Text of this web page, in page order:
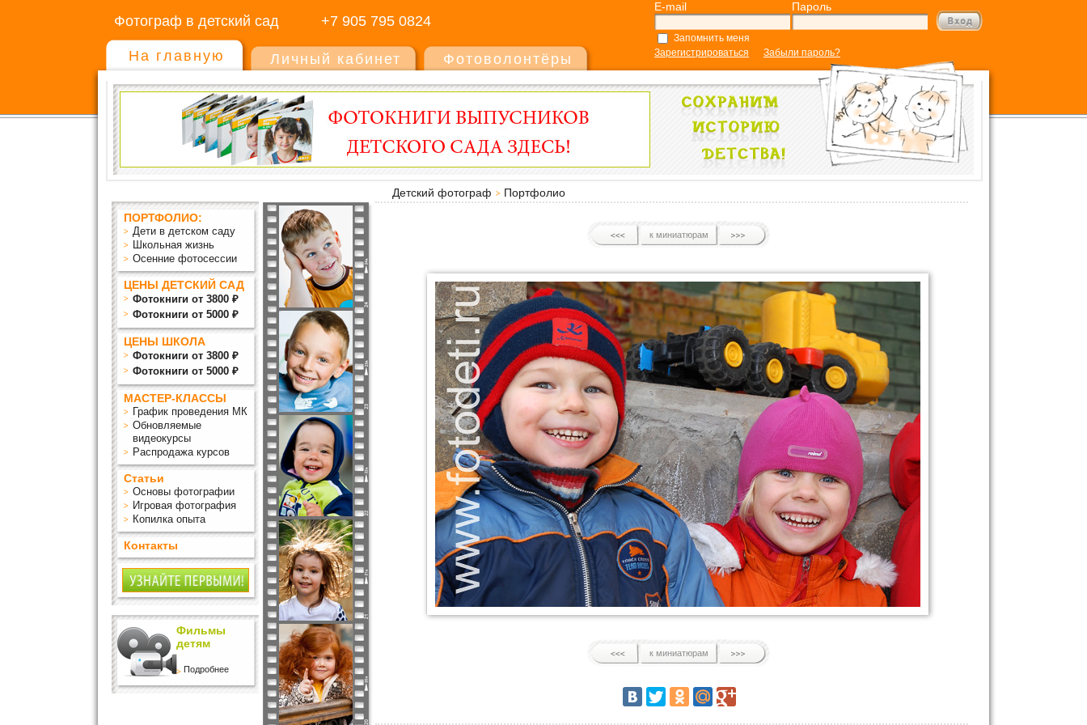
Фотограф в детский сад +7 905 795 0824
E-mail Пароль
Запомнить меня
Зарегистрироваться
Забыли пароль?
На главную Личный кабинет Фотоволонтёры
Детский фотограф
Портфолио
ПОРТФОЛИО:
Дети в детском саду
Школьная жизнь
Осенние фотосессии
ЦЕНЫ ДЕТСКИЙ САД
Фотокниги от 3800 ₽
Фотокниги от 5000 ₽
ЦЕНЫ ШКОЛА
Фотокниги от 3800 ₽
Фотокниги от 5000 ₽
МАСТЕР-КЛАССЫ
График проведения МК
Обновляемые
видеокурсы
Распродажа курсов
Статьи
Основы фотографии
Игровая фотография
Копилка опыта
Контакты
Фильмы
детям
Подробнее
к миниатюрам
к миниатюрам